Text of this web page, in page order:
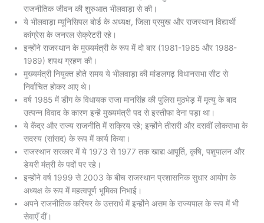
राजनीतिक जीवन की शुरुआत भीलवाड़ा से की।
ये भीलवाड़ा म्यूनिसिपल बोर्ड के अध्यक्ष, जिला प्रमुख और राजस्थान विद्यार्थी
कांग्रेस के जनरल सेक्रेटरी रहे।
इन्होंने राजस्थान के मुख्यमंत्री के रूप में दो बार (1981-1985 और 1988-
1989) शपथ ग्रहण की।
मुख्यमंत्री नियुक्त होते समय ये भीलवाड़ा की मांडलगढ़ विधानसभा सीट से
निर्वाचित होकर आए थे।
वर्ष 1985 में डीग के विधायक राजा मानसिंह की पुलिस मुठभेड़ में मृत्यु के बाद
उत्पन्न विवाद के कारण इन्हें मुख्यमंत्री पद से इस्तीफा देना पड़ा था।
ये केंद्र और राज्य राजनीति में सक्रिय रहे; इन्होंने तीसरी और दसवीं लोकसभा के
सदस्य (सांसद) के रूप में कार्य किया।
राजस्थान सरकार में ये 1973 से 1977 तक खाद्य आपूर्ति, कृषि, पशुपालन और
डेयरी मंत्री के पदों पर रहे।
इन्होंने वर्ष 1999 से 2003 के बीच राजस्थान प्रशासनिक सुधार आयोग के
अध्यक्ष के रूप में महत्वपूर्ण भूमिका निभाई।
अपने राजनीतिक करियर के उत्तरार्ध में इन्होंने असम के राज्यपाल के रूप में भी
सेवाएँ दीं।